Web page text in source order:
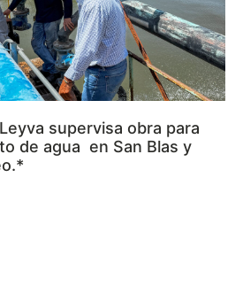
supervisa obra para
de agua en San Blas y